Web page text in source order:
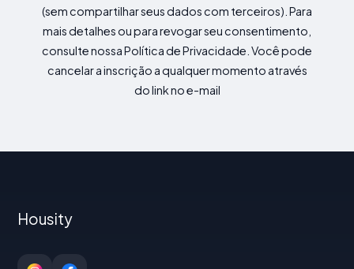
(sem compartilhar seus dados com terceiros). Para
mais detalhes ou para revogar seu consentimento,
consulte nossa Política de Privacidade. Você pode
cancelar a inscrição a qualquer momento através
do link no e-mail
Housity